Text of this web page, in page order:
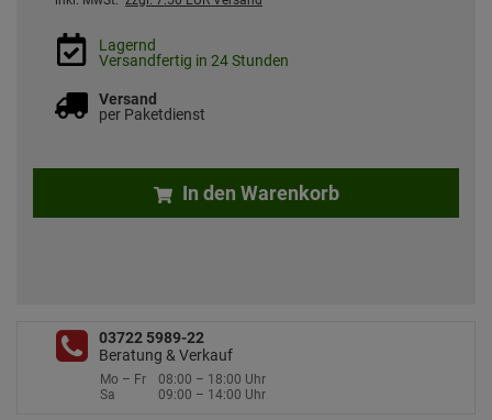
Lagernd
Versandfertig in 24 Stunden
Versand
per Paketdienst
In den Warenkorb
03722 5989-22
Beratung & Verkauf
Mo – Fr
08:00 – 18:00 Uhr
Sa
09:00 – 14:00 Uhr